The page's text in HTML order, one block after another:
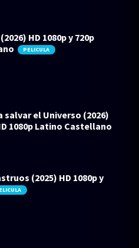
HD 1080p y 720p
PELICULA
el Universo (2026)
1080p Latino Castellano
(2025) HD 1080p y